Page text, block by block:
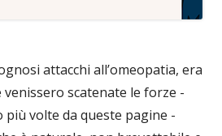
attacchi all’omeopatia, era
scatenate le forze -
volte da queste pagine -